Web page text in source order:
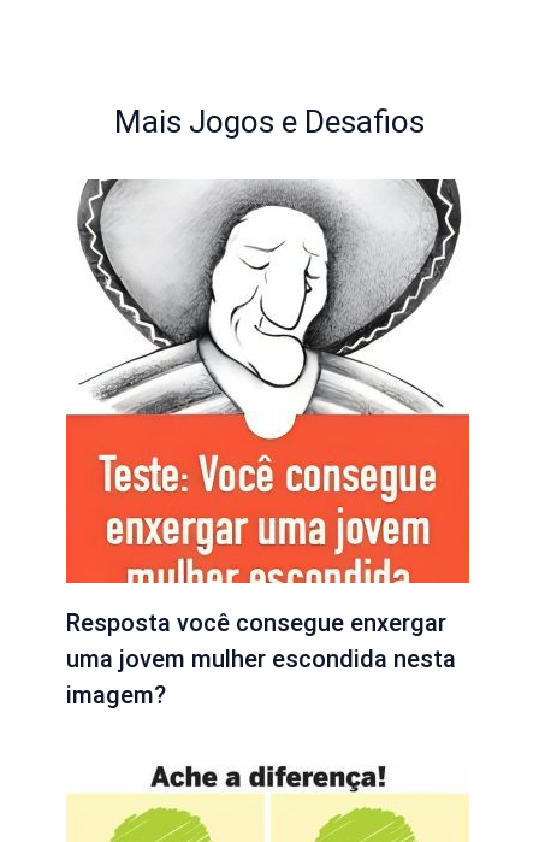
Mais Jogos e Desafios
Resposta você consegue enxergar
uma jovem mulher escondida nesta
imagem?